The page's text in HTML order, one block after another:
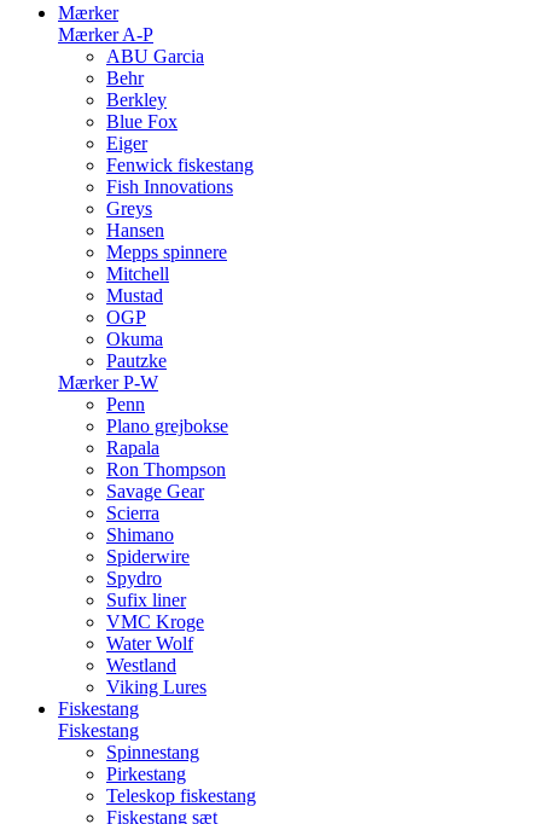
Mærker
Mærker A-P
ABU Garcia
Behr
Berkley
Blue Fox
Eiger
Fenwick fiskestang
Fish Innovations
Greys
Hansen
Mepps spinnere
Mitchell
Mustad
OGP
Okuma
Pautzke
Mærker P-W
Penn
Plano grejbokse
Rapala
Ron Thompson
Savage Gear
Scierra
Shimano
Spiderwire
Spydro
Sufix liner
VMC Kroge
Water Wolf
Westland
Viking Lures
Fiskestang
Fiskestang
Spinnestang
Pirkestang
Teleskop fiskestang
Fiskestang sæt